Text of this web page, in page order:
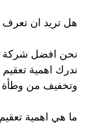
هل تريد ان تعرف
نحن افضل شركة
ندرك اهمية
وتخفيف من وطأة
ما هي اهمية